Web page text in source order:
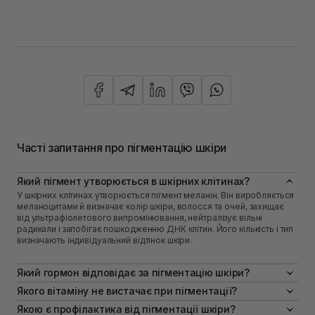
Часті запитання про пігментацію шкіри
Який пігмент утворюється в шкірних клітинах?
У шкірних клітинах утворюється пігмент меланін. Він виробляється
меланоцитами й визначає колір шкіри, волосся та очей, захищає
від ультрафіолетового випромінювання, нейтралізує вільні
радикали і запобігає пошкодженню ДНК клітин. Його кількість і тип
визначають індивідуальний відтінок шкіри.
Який гормон відповідає за пігментацію шкіри?
Меланоцитостимулюючий гормон, який продукується середньою
часткою гіпофіза, впливає на пігментний обмін. На роботу
меланоцитів також впливає коливання рівня статевих гормонів –
Якого вітаміну не вистачає при пігментації?
При пігментації часто спостерігається нестача вітаміну С, який
Якою є профілактика від пігментації шкіри?